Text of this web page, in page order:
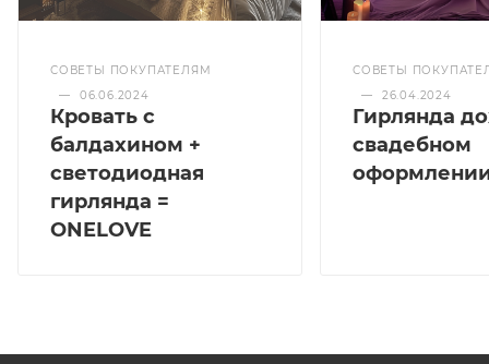
СОВЕТЫ ПОКУПАТЕЛЯМ
—
06.06.2024
Кровать с
балдахином +
светодиодная
гирлянда =
ONELOVE
СОВЕТЫ
—
26.04.2024
Гирлянда
свадебном